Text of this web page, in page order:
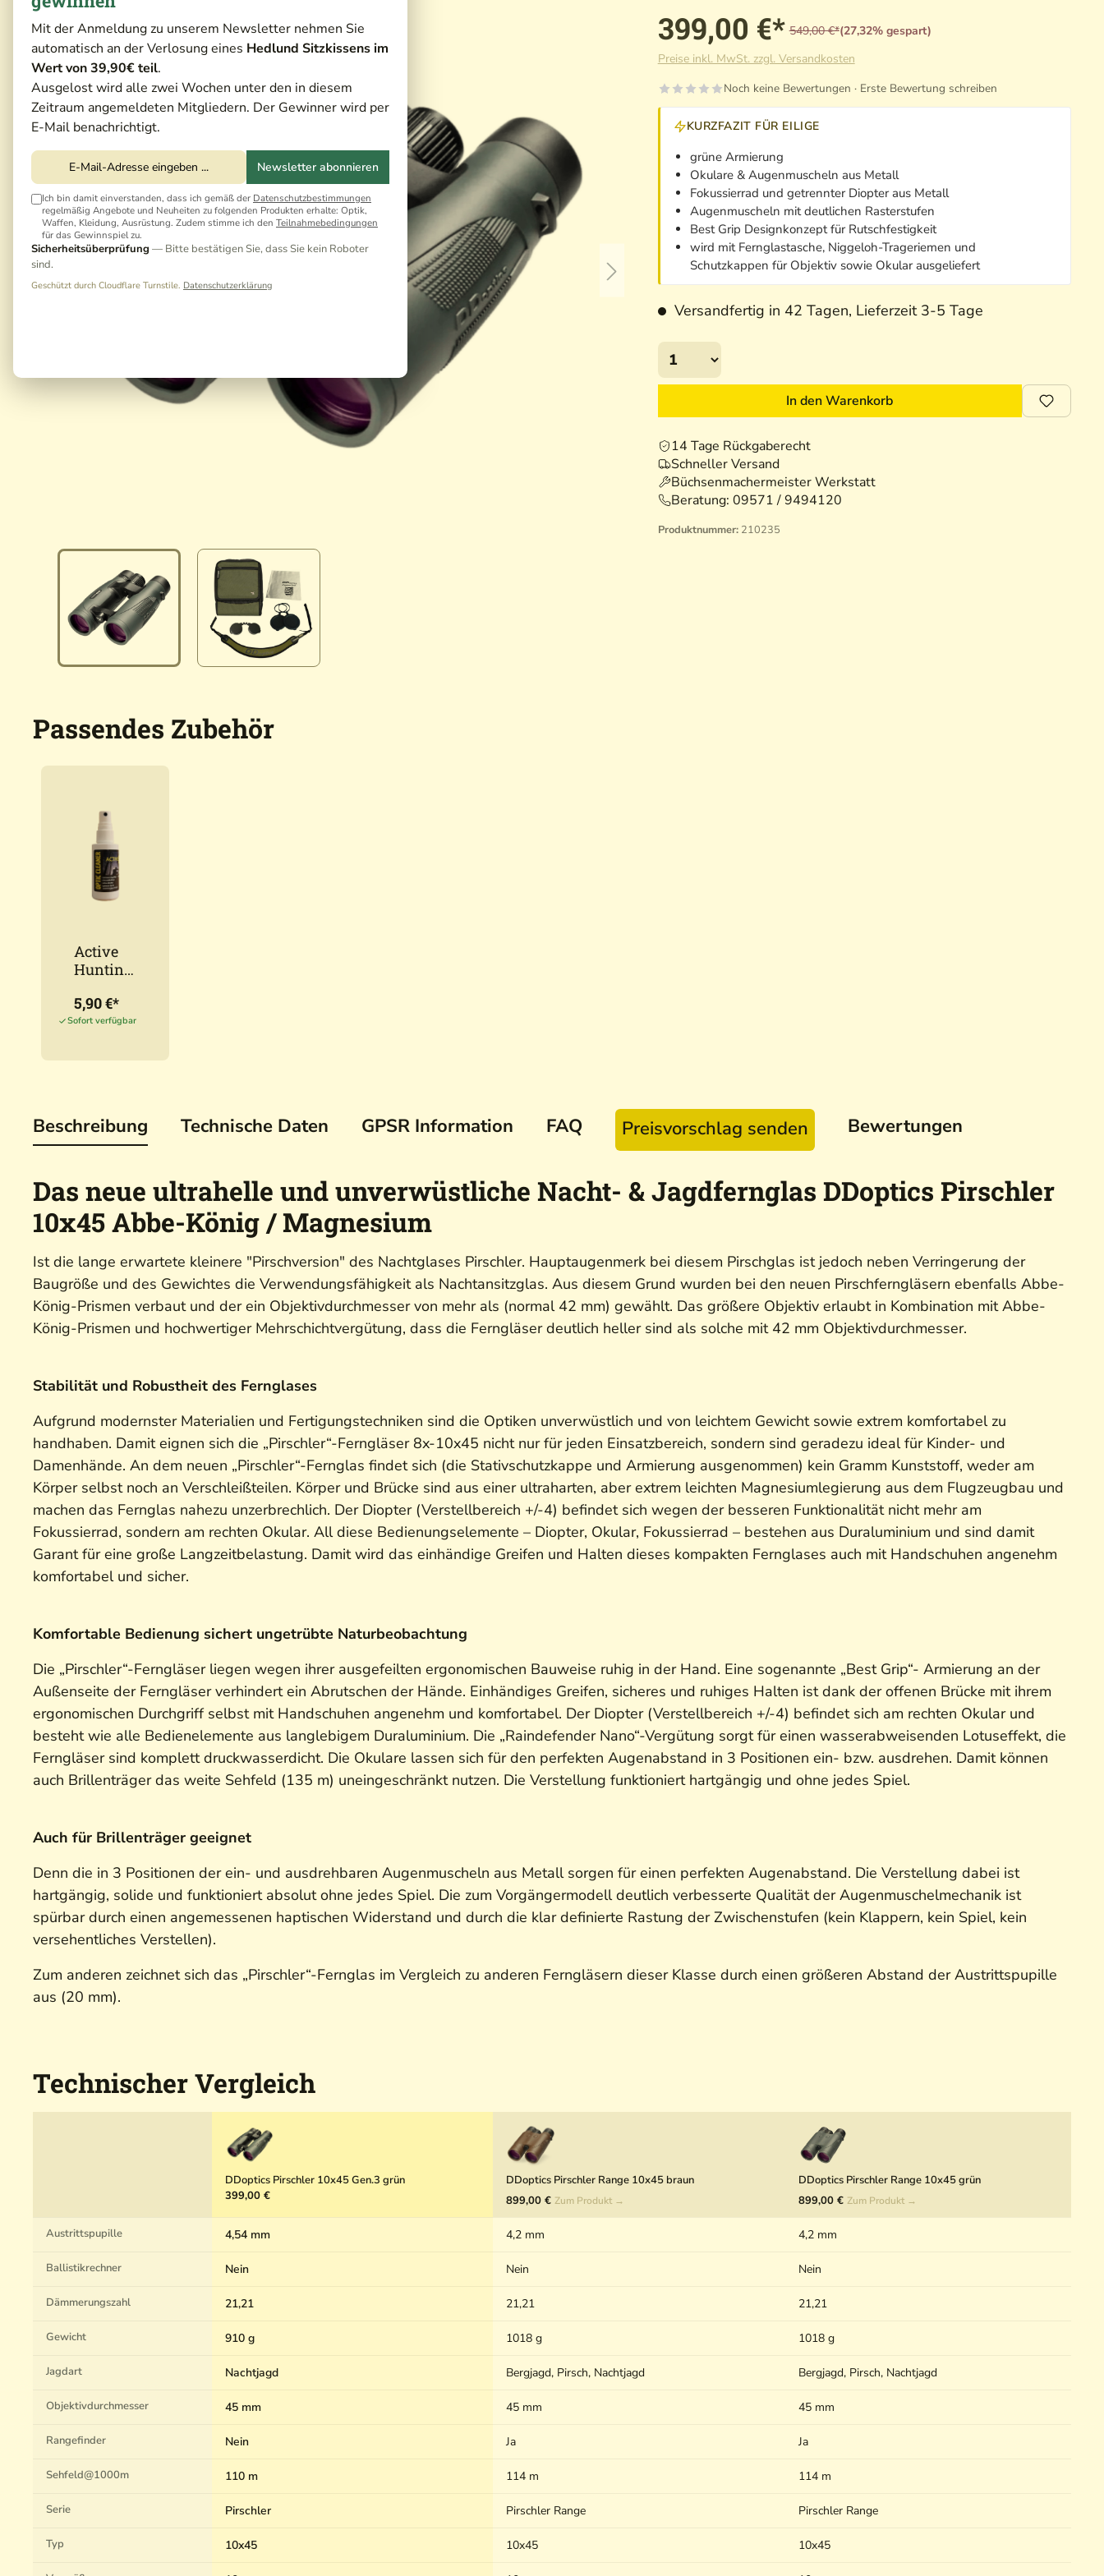
Mit der Anmeldung zu unserem Newsletter nehmen Sie
automatisch an der Verlosung eines Hedlund Sitzkissens im
Wert von 39,90€ teil.
Ausgelost wird alle zwei Wochen unter den in diesem
Zeitraum angemeldeten Mitgliedern. Der Gewinner wird per
E-Mail benachrichtigt.
Newsletter abonnieren
Ich bin damit einverstanden, dass ich gemäß der Datenschutzbestimmungen
regelmäßig Angebote und Neuheiten zu folgenden Produkten erhalte: Optik,
Waffen, Kleidung, Ausrüstung. Zudem stimme ich den Teilnahmebedingungen
für das Gewinnspiel zu.
Sicherheitsüberprüfung — Bitte bestätigen Sie, dass Sie kein Roboter
sind.
Geschützt durch Cloudflare Turnstile. Datenschutzerklärung
399,00 €* 549,00 €*(27,32% gespart)
Preise inkl. MwSt. zzgl. Versandkosten
Noch keine Bewertungen · Erste Bewertung schreiben
KURZFAZIT FÜR EILIGE
grüne Armierung
Okulare & Augenmuscheln aus Metall
Fokussierrad und getrennter Diopter aus Metall
Augenmuscheln mit deutlichen Rasterstufen
Best Grip Designkonzept für Rutschfestigkeit
wird mit Fernglastasche, Niggeloh-Trageriemen und
Schutzkappen für Objektiv sowie Okular ausgeliefert
Versandfertig in 42 Tagen, Lieferzeit 3-5 Tage
In den Warenkorb
14 Tage Rückgaberecht
Schneller Versand
Büchsenmachermeister Werkstatt
Beratung: 09571 / 9494120
Produktnummer: 210235
Passendes Zubehör
Active
Hunting
niger
50ml
5,90 €*
Sofort verfügbar
Beschreibung Technische Daten GPSR Information FAQ Preisvorschlag senden Bewertungen
Das neue ultrahelle und unverwüstliche Nacht- & Jagdfernglas DDoptics Pirschler
10x45 Abbe-König / Magnesium
Ist die lange erwartete kleinere "Pirschversion" des Nachtglases Pirschler. Hauptaugenmerk bei diesem Pirschglas ist jedoch neben Verringerung der
Baugröße und des Gewichtes die Verwendungsfähigkeit als Nachtansitzglas. Aus diesem Grund wurden bei den neuen Pirschferngläsern ebenfalls Abbe-
König-Prismen verbaut und der ein Objektivdurchmesser von mehr als (normal 42 mm) gewählt. Das größere Objektiv erlaubt in Kombination mit Abbe-
König-Prismen und hochwertiger Mehrschichtvergütung, dass die Ferngläser deutlich heller sind als solche mit 42 mm Objektivdurchmesser.
Stabilität und Robustheit des Fernglases
Aufgrund modernster Materialien und Fertigungstechniken sind die Optiken unverwüstlich und von leichtem Gewicht sowie extrem komfortabel zu
handhaben. Damit eignen sich die „Pirschler“-Ferngläser 8x-10x45 nicht nur für jeden Einsatzbereich, sondern sind geradezu ideal für Kinder- und
Damenhände. An dem neuen „Pirschler“-Fernglas findet sich (die Stativschutzkappe und Armierung ausgenommen) kein Gramm Kunststoff, weder am
Körper selbst noch an Verschleißteilen. Körper und Brücke sind aus einer ultraharten, aber extrem leichten Magnesiumlegierung aus dem Flugzeugbau und
machen das Fernglas nahezu unzerbrechlich. Der Diopter (Verstellbereich +/-4) befindet sich wegen der besseren Funktionalität nicht mehr am
Fokussierrad, sondern am rechten Okular. All diese Bedienungselemente – Diopter, Okular, Fokussierrad – bestehen aus Duraluminium und sind damit
Garant für eine große Langzeitbelastung. Damit wird das einhändige Greifen und Halten dieses kompakten Fernglases auch mit Handschuhen angenehm
komfortabel und sicher.
Komfortable Bedienung sichert ungetrübte Naturbeobachtung
Die „Pirschler“-Ferngläser liegen wegen ihrer ausgefeilten ergonomischen Bauweise ruhig in der Hand. Eine sogenannte „Best Grip“- Armierung an der
Außenseite der Ferngläser verhindert ein Abrutschen der Hände. Einhändiges Greifen, sicheres und ruhiges Halten ist dank der offenen Brücke mit ihrem
ergonomischen Durchgriff selbst mit Handschuhen angenehm und komfortabel. Der Diopter (Verstellbereich +/-4) befindet sich am rechten Okular und
besteht wie alle Bedienelemente aus langlebigem Duraluminium. Die „Raindefender Nano“-Vergütung sorgt für einen wasserabweisenden Lotuseffekt, die
Ferngläser sind komplett druckwasserdicht. Die Okulare lassen sich für den perfekten Augenabstand in 3 Positionen ein- bzw. ausdrehen. Damit können
auch Brillenträger das weite Sehfeld (135 m) uneingeschränkt nutzen. Die Verstellung funktioniert hartgängig und ohne jedes Spiel.
Auch für Brillenträger geeignet
Denn die in 3 Positionen der ein- und ausdrehbaren Augenmuscheln aus Metall sorgen für einen perfekten Augenabstand. Die Verstellung dabei ist
hartgängig, solide und funktioniert absolut ohne jedes Spiel. Die zum Vorgängermodell deutlich verbesserte Qualität der Augenmuschelmechanik ist
spürbar durch einen angemessenen haptischen Widerstand und durch die klar definierte Rastung der Zwischenstufen (kein Klappern, kein Spiel, kein
versehentliches Verstellen).
Zum anderen zeichnet sich das „Pirschler“-Fernglas im Vergleich zu anderen Ferngläsern dieser Klasse durch einen größeren Abstand der Austrittspupille
aus (20 mm).
Technischer Vergleich
DDoptics Pirschler 10x45 Gen.3 grün
399,00 €
DDoptics Pirschler Range 10x45 braun
899,00 € Zum Produkt →
DDoptics Pirschler Range 10x45 grün
899,00 € Zum Produkt →
Austrittspupille 4,54 mm 4,2 mm 4,2 mm
Ballistikrechner Nein Nein Nein
Dämmerungszahl 21,21 21,21 21,21
Gewicht 910 g 1018 g 1018 g
Jagdart Nachtjagd Bergjagd, Pirsch, Nachtjagd Bergjagd, Pirsch, Nachtjagd
Objektivdurchmesser 45 mm 45 mm 45 mm
Rangefinder Nein Ja Ja
Sehfeld@1000m 110 m 114 m 114 m
Serie Pirschler Pirschler Range Pirschler Range
Typ 10x45 10x45 10x45